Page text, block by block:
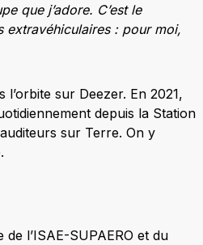
que j’adore. C’est le
extravéhiculaires : pour moi,
l’orbite sur Deezer. En 2021,
depuis la Station
sur Terre. On y
l’ISAE-SUPAERO et du